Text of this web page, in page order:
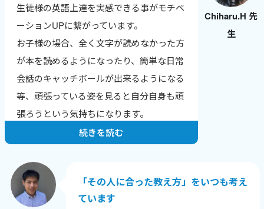
英検合格やTOEICのスコアアップなど、成
果の報告をもらえるのが一番のやりがいで
す。
ワールドトークはレッスン数が数字で見え
るので、自分の頑張りが実感でき、モチベ
ーションにつながっています。
Chiharu.H 先
生
生徒様の英語上達を実感できる事がモチベ
ーションUPに繋がっています。
お子様の場合、全く文字が読めなかった方
が本を読めるようになったり、簡単な日常
会話のキャッチボールが出来るようになる
等、頑張っている姿を見ると自分自身も頑
張ろうという気持ちになります。
続きを読む
「その人に合った教え方」をいつも考え
ています